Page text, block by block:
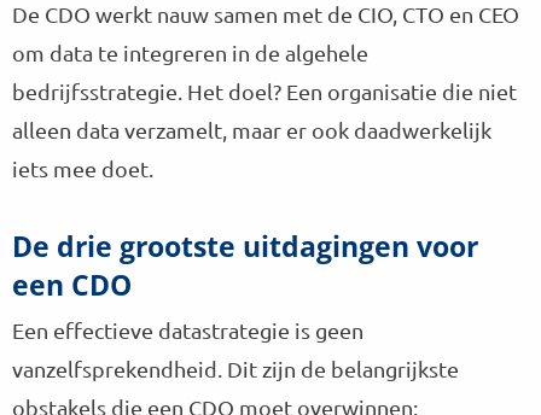
De CDO werkt nauw samen met de CIO, CTO en CEO
om data te integreren in de algehele
bedrijfsstrategie. Het doel? Een organisatie die niet
alleen data verzamelt, maar er ook daadwerkelijk
iets mee doet.
De drie grootste uitdagingen voor
een CDO
Een effectieve datastrategie is geen
vanzelfsprekendheid. Dit zijn de belangrijkste
obstakels die een CDO moet overwinnen: